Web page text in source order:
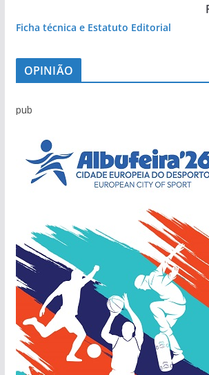
Ficha técnica e Estatuto Editorial
OPINIÃO
pub